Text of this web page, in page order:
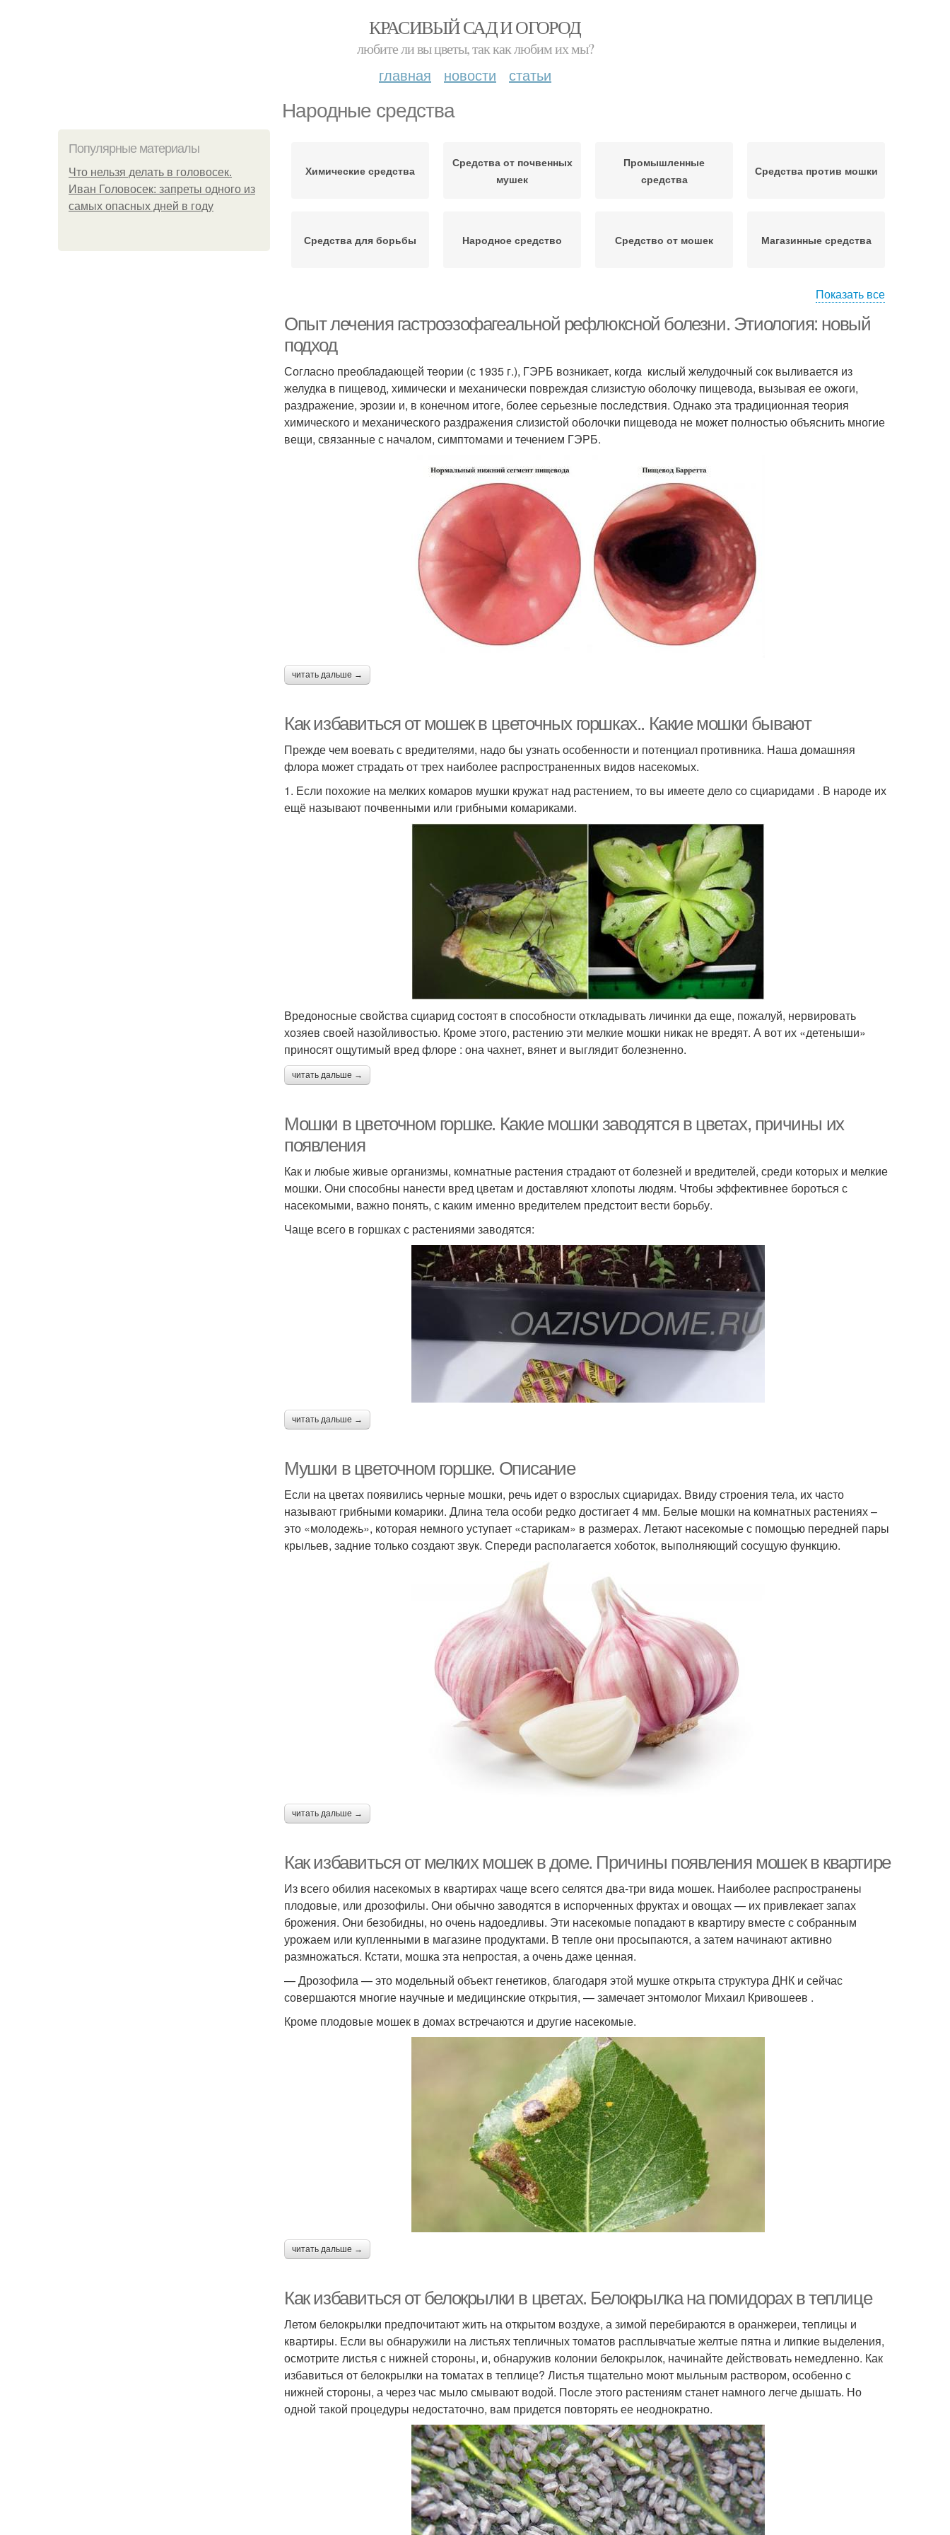
КРАСИВЫЙ САД И ОГОРОД
любите ли вы цветы, так как любим их мы?
главная новости статьи
Народные средства
Популярные материалы
Что нельзя делать в головосек.
Иван Головосек: запреты одного из
самых опасных дней в году
Химические средства
Средства от почвенных
мушек
Промышленные
средства
Средства против мошки
Средства для борьбы Народное средство Средство от мошек Магазинные средства
Средство от
белокрылки
Средства от
белокрылки
Средства от мошек Средства для нанесения Народные способы
Средства для
Показать все
Опыт лечения гастроэзофагеальной рефлюксной болезни. Этиология: новый
подход
Согласно преобладающей теории (с 1935 г.), ГЭРБ возникает, когда кислый желудочный сок выливается из
желудка в пищевод, химически и механически повреждая слизистую оболочку пищевода, вызывая ее ожоги,
раздражение, эрозии и, в конечном итоге, более серьезные последствия. Однако эта традиционная теория
химического и механического раздражения слизистой оболочки пищевода не может полностью объяснить многие
вещи, связанные с началом, симптомами и течением ГЭРБ.
читать дальше →
Как избавиться от мошек в цветочных горшках.. Какие мошки бывают
Прежде чем воевать с вредителями, надо бы узнать особенности и потенциал противника. Наша домашняя
флора может страдать от трех наиболее распространенных видов насекомых.
1. Если похожие на мелких комаров мушки кружат над растением, то вы имеете дело со сциаридами . В народе их
ещё называют почвенными или грибными комариками.
Вредоносные свойства сциарид состоят в способности откладывать личинки да еще, пожалуй, нервировать
хозяев своей назойливостью. Кроме этого, растению эти мелкие мошки никак не вредят. А вот их «детеныши»
приносят ощутимый вред флоре : она чахнет, вянет и выглядит болезненно.
читать дальше →
Мошки в цветочном горшке. Какие мошки заводятся в цветах, причины их
появления
Как и любые живые организмы, комнатные растения страдают от болезней и вредителей, среди которых и мелкие
мошки. Они способны нанести вред цветам и доставляют хлопоты людям. Чтобы эффективнее бороться с
насекомыми, важно понять, с каким именно вредителем предстоит вести борьбу.
Чаще всего в горшках с растениями заводятся:
читать дальше →
Мушки в цветочном горшке. Описание
Если на цветах появились черные мошки, речь идет о взрослых сциаридах. Ввиду строения тела, их часто
называют грибными комарики. Длина тела особи редко достигает 4 мм. Белые мошки на комнатных растениях –
это «молодежь», которая немного уступает «старикам» в размерах. Летают насекомые с помощью передней пары
крыльев, задние только создают звук. Спереди располагается хоботок, выполняющий сосущую функцию.
читать дальше →
Как избавиться от мелких мошек в доме. Причины появления мошек в квартире
Из всего обилия насекомых в квартирах чаще всего селятся два-три вида мошек. Наиболее распространены
плодовые, или дрозофилы. Они обычно заводятся в испорченных фруктах и овощах — их привлекает запах
брожения. Они безобидны, но очень надоедливы. Эти насекомые попадают в квартиру вместе с собранным
урожаем или купленными в магазине продуктами. В тепле они просыпаются, а затем начинают активно
размножаться. Кстати, мошка эта непростая, а очень даже ценная.
— Дрозофила — это модельный объект генетиков, благодаря этой мушке открыта структура ДНК и сейчас
совершаются многие научные и медицинские открытия, — замечает энтомолог Михаил Кривошеев .
Кроме плодовые мошек в домах встречаются и другие насекомые.
читать дальше →
Как избавиться от белокрылки в цветах. Белокрылка на помидорах в теплице
Летом белокрылки предпочитают жить на открытом воздухе, а зимой перебираются в оранжереи, теплицы и
квартиры. Если вы обнаружили на листьях тепличных томатов расплывчатые желтые пятна и липкие выделения,
осмотрите листья с нижней стороны, и, обнаружив колонии белокрылок, начинайте действовать немедленно. Как
избавиться от белокрылки на томатах в теплице? Листья тщательно моют мыльным раствором, особенно с
нижней стороны, а через час мыло смывают водой. После этого растениям станет намного легче дышать. Но
одной такой процедуры недостаточно, вам придется повторять ее неоднократно.